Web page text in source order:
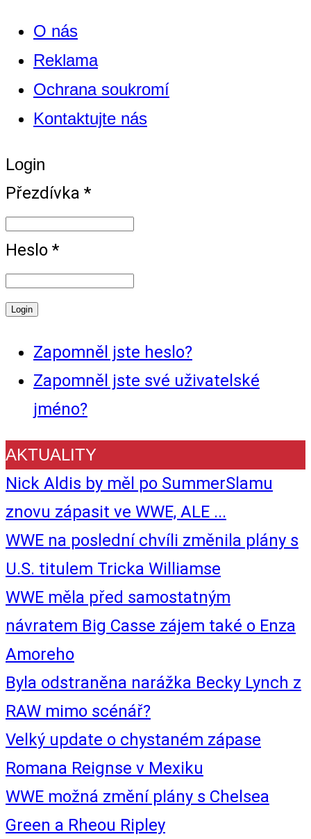
O nás
Reklama
Ochrana soukromí
Kontaktujte nás
Login
Přezdívka *
Heslo *
Zapomněl jste heslo?
Zapomněl jste své uživatelské
jméno?
AKTUALITY
Nick Aldis by měl po SummerSlamu
znovu zápasit ve WWE, ALE ...
WWE na poslední chvíli změnila plány s
U.S. titulem Tricka Williamse
WWE měla před samostatným
návratem Big Casse zájem také o Enza
Amoreho
Byla odstraněna narážka Becky Lynch z
RAW mimo scénář?
Velký update o chystaném zápase
Romana Reignse v Mexiku
WWE možná změní plány s Chelsea
Green a Rheou Ripley